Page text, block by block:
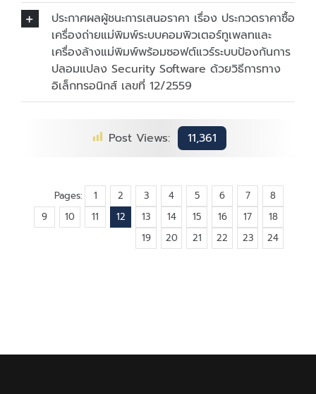
ประกาศผลผู้ชนะการเสนอราคา เรื่อง ประกวดราคาซื้อ
เครื่องถ่ายแม่พิมพ์ระบบคอมพิวเตอร์ทูเพลทและ
เครื่องล้างแม่พิมพ์พร้อมซอฟต์แวร์ระบบป้องกันการ
ปลอมแปลง Security Software ด้วยวิธีการทาง
อิเล็กทรอนิกส์ เลขที่ 12/2559
Post Views: 11,361
Pages: 1 2 3 4 5 6 7
8
9
10 11 12 13 14 15 16 17
18
19
20 21 22 23 24